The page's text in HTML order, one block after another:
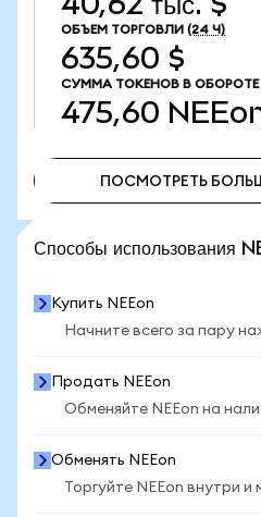
ОБЪЕМ ТОРГОВЛИ (24 Ч)
635,60 $
СУММА ТОКЕНОВ В ОБОРОТЕ
475,60
ПОСМОТРЕТЬ
Способы использования
Купить NEEon
Начните всего за пару
Продать NEEon
Обменяйте NEEon на
Обменять NEEon
Торгуйте NEEon внутри